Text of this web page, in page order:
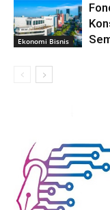
Ekonomi Bisnis